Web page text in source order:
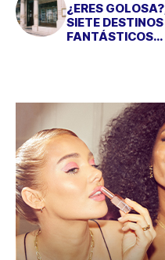
¿ERES
SIETE DESTINOS
FANTÁSTICOS